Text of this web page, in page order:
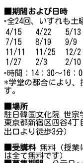
■期間および日時
‣全24回、いずれも土
4/15
4/22 5/
7/15
8/19 9/9
11/11
11/25 12/
1/27
2/3 2/
‣時間：14：30～16：
*学堂の都合により、
す。
■場所
駐日韓国文化院 世宗
東京都新宿区四谷4丁
出口より徒歩3分）
■受講料無料（授業
は全て無料です）